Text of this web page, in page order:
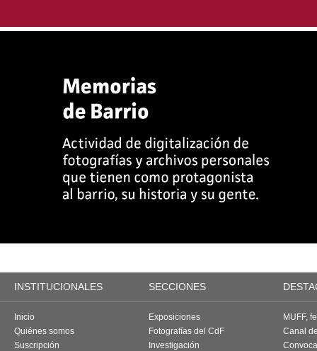
INSTITUCIONALES SECCIONES
Inicio
Quiénes somos
Suscripción
Exposiciones
Fotografías del CdF
Investigación
MUFF,
Canal